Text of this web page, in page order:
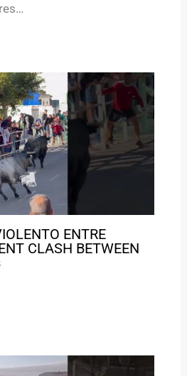
ENTRE
CLASH BETWEEN